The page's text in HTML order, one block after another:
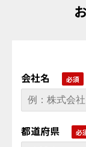
会社名
都道府県